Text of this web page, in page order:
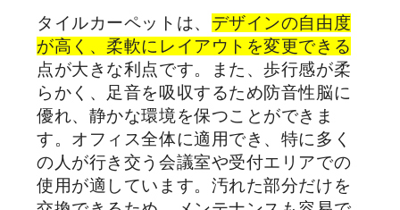
タイルカーペットは、 デザインの自由度
が高く、柔軟にレイアウトを変更できる
点が大きな利点です。また、歩行感が柔
らかく、足音を吸収するため防音性脳に
優れ、静かな環境を保つことができま
す。オフィス全体に適用でき、特に多く
の人が行き交う会議室や受付エリアでの
使用が適しています。汚れた部分だけを